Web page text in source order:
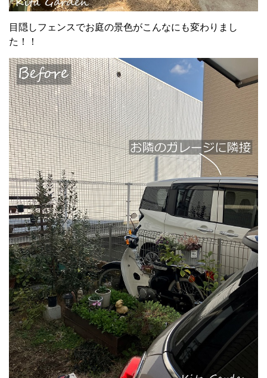
目隠しフェンスでお庭の景色がこんなにも変わりまし
た！！